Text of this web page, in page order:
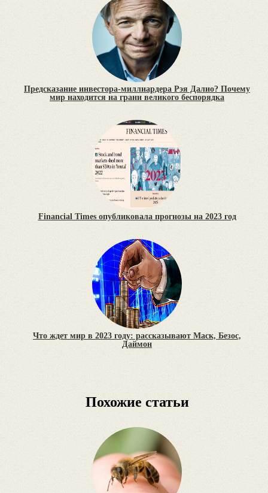
Предсказание инвестора-миллиардера Рэя Далио? Почему
мир находится на грани великого беспорядка
Financial Times опубликовала прогнозы на 2023 год
Что ждет мир в 2023 году: рассказывают Маск, Безос,
Даймон
Похожие статьи